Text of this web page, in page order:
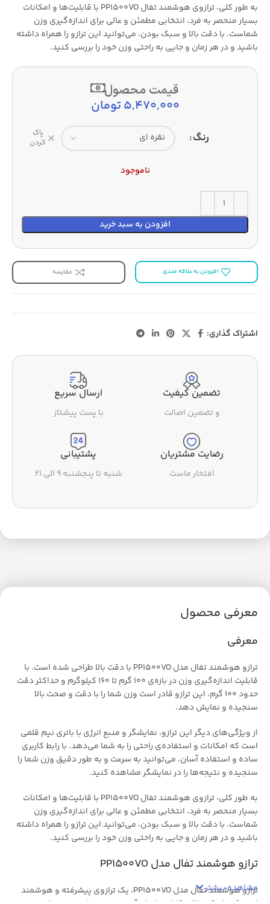
به طور کلی، ترازوی هوشمند تفال PP1500VO با قابلیت‌ها و امکانات
بسیار منحصر به فرد، انتخابی مطمئن و عالی برای اندازه‌گیری وزن
شماست. با دقت بالا و سبک بودن، می‌توانید این ترازو را همراه داشته
باشید و در هر زمان و جایی به راحتی وزن خود را بررسی کنید.
قیمت محصول
5,470,000تومان
رنگ
پاک
کردن
ناموجود
افزودن به سبد خرید
افزودن به علاقه مندی مقایسه
اشتراک گذاری:
تضمین کیفیت
و تضمین اصالت
ارسال سریع
با پست پیشتاز
رضایت مشتریان
افتخار ماست
پشتیبانی
شنبه تا پنجشنبه ۹ الی ۲۱
معرفی محصول
معرفی
ترازو هوشمند تفال مدل PP1500VO با دقت بالا طراحی شده است. با
قابلیت اندازه‌گیری وزن در بازه‌ی 100 گرم تا 160 کیلوگرم و حداکثر دقت
حدود 100 گرم، این ترازو قادر است وزن شما را با دقت و صحت بالا
سنجیده و نمایش دهد.
از ویژگی‌های دیگر این ترازو، نمایشگر و منبع انرژی با باتری نیم قلمی
است که امکانات و استفاده‌ی راحتی را به شما می‌دهد. با رابط کاربری
ساده و استفاده آسان، می‌توانید به سرعت و به طور دقیق وزن شما را
سنجیده و نتیجه‌ها را در نمایشگر مشاهده کنید.
به طور کلی، ترازوی هوشمند تفال PP1500VO با قابلیت‌ها و امکانات
بسیار منحصر به فرد، انتخابی مطمئن و عالی برای اندازه‌گیری وزن
شماست. با دقت بالا و سبک بودن، می‌توانید این ترازو را همراه داشته
باشید و در هر زمان و جایی به راحتی وزن خود را بررسی کنید.
ترازو هوشمند تفال مدل PP1500VO
ترازو هوشمند تفال مدل PP1500VO، یک ترازوی پیشرفته و هوشمند
مشاهده بیشتر